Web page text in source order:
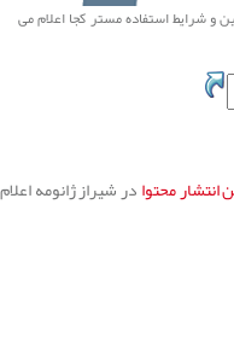
و شرایط استفادهمستر کجا اعلام می
انتشار محتوادر شیراز ژانومه اعلام